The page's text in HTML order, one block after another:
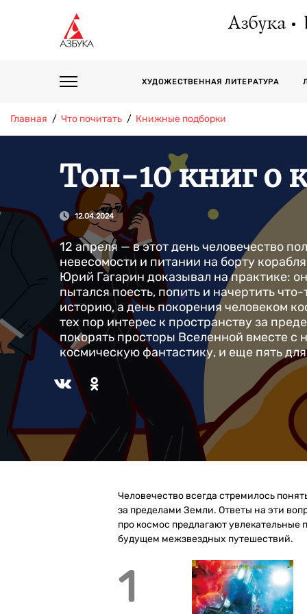
Азбука
ХУДОЖЕСТВЕННАЯ ЛИТЕРАТУРА
Главная Что почитать Книжные подборки
Топ-10 книг о
12.04.2024
12 апреля — в этот день человечество
невесомости и питании на борту
Юрий Гагарин доказывал на практике:
пытался поесть, попить и начертить
историю, а день покорения человеком
тех пор интерес к пространству за
покорять просторы Вселенной вместе с
космическую фантастику, и еще пять
Человечество всегда стремилось
за пределами Земли. Ответы на эти
про космос предлагают
будущем межзвездных путешествий.
1